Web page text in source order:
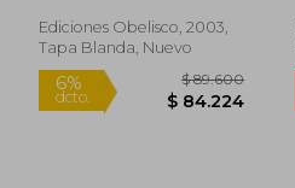
Ediciones Obelisco, 2003,
Tapa Blanda, Nuevo